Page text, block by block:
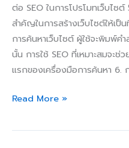
ต่อ SEO ในการโปรโมทเว็บไซ
สำคัญในการสร้างเว็บไซต์ให้เป็
การค้นหาเว็บไซต์ ผู้ใช้จะพิมพ์ค
นั้น การใช้ SEO ที่เหมาะสมจะ
แรกของเครื่องมือการค้นหา 6.
Read More »